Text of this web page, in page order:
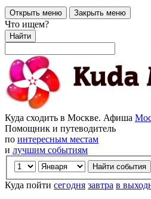
Открыть меню Закрыть меню
Что ищем?
Найти
Куда сходить в Москве. Афиша
Помощник и путеводитель
по интересным местам
и лучшим событиям
Куда пойти сегодня завтра в